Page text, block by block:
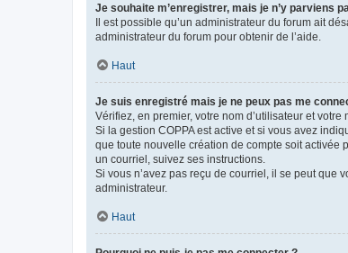
Je souhaite m’enregistrer, mais je n’y parviens
Il est possible qu’un administrateur du forum ait
administrateur du forum pour obtenir de l’aide.
Haut
Je suis enregistré mais je ne peux pas me
Vérifiez, en premier, votre nom d’utilisateur et
Si la gestion COPPA est active et si vous avez
que toute nouvelle création de compte soit activée
un courriel, suivez ses instructions.
Si vous n’avez pas reçu de courriel, il se peut que
administrateur.
Haut